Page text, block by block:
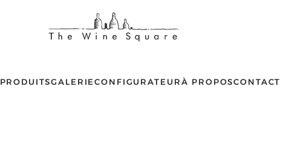
PRODUITSGALERIECONFIGURATEURÀ PROPOSCONTACT